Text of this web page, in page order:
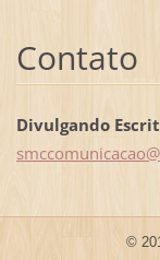
Contato
Divulgando
smccomun
©